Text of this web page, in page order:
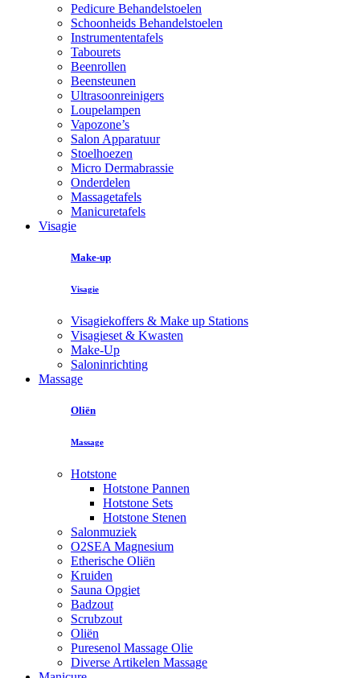
Pedicure Behandelstoelen
Schoonheids Behandelstoelen
Instrumententafels
Tabourets
Beenrollen
Beensteunen
Ultrasoonreinigers
Loupelampen
Vapozone’s
Salon Apparatuur
Stoelhoezen
Micro Dermabrassie
Onderdelen
Massagetafels
Manicuretafels
Visagie
Make-up
Visagie
Visagiekoffers & Make up Stations
Visagieset & Kwasten
Make-Up
Saloninrichting
Massage
Oliën
Massage
Hotstone
Hotstone Pannen
Hotstone Sets
Hotstone Stenen
Salonmuziek
O2SEA Magnesium
Etherische Oliën
Kruiden
Sauna Opgiet
Badzout
Scrubzout
Oliën
Puresenol Massage Olie
Diverse Artikelen Massage